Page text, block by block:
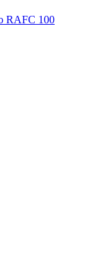
RAFC 100